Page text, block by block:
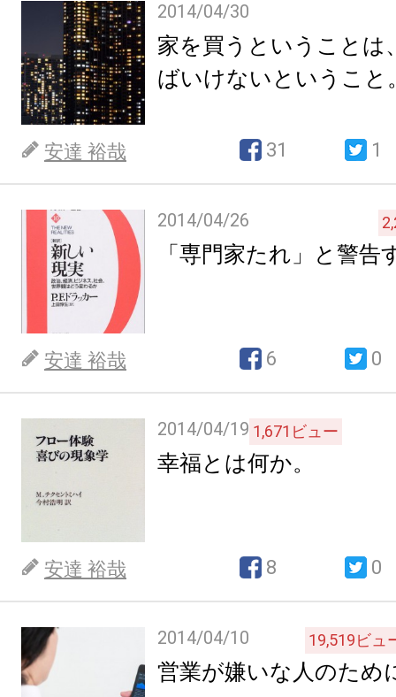
2014/04/30
家を買うということは
ばいけないということ
安達 裕哉 31 1
2014/04/26
「専門家たれ」と警告
安達 裕哉 6 0
2014/04/19 1,671 ビュー
幸福とは何か。
安達 裕哉 8 0
2014/04/10 19,519ビュ
営業が嫌いな人のため